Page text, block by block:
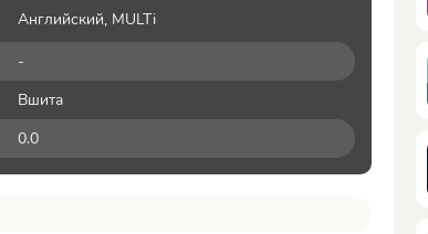
Английский, MULTi
-
Вшита
0.0